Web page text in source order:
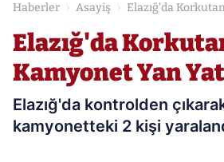
Haberler Asayiş
Elazığ'da
Elazığ'da
Kamyonet Yan
Elazığ'da kontrolden
kamyonetteki 2 kişi